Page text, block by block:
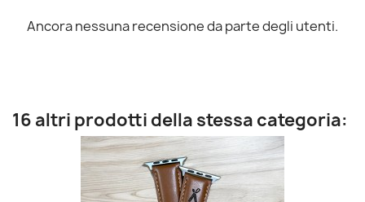
Ancora nessuna recensione da parte degli utenti.
16 altri prodotti della stessa categoria: